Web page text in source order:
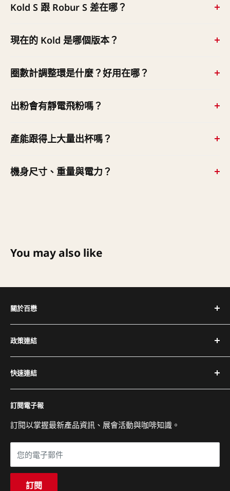
——皮帶傳動把馬達熱源與研磨室隔開、500
使長時間連續研磨也能壓低粉溫，保護咖啡風味不被熱耗
Kold S 跟 Robur S 差在哪？
800W，研磨速度也相同（60Hz 約每秒 6 克）。差在
S 無此隔熱傳動設計）、附圈數計的高精度調整環，且研
選 Kold S，要經典重載機選 Robur S。
現在的 Kold 是哪個版本？
定時、3 組時間記憶）規格為準；台灣在售即為電子版
圈數計調整環是什麼？好用在哪？
一目了然，調離後要回到原設定直接照數字轉回即可；搭
對刻度。
出粉會有靜電飛粉嗎？
／AntiClumping／AntiDust 三種擋片，原廠明列可減少
與天氣換用擋片即可。
產能跟得上大量出杯嗎？
約 3 秒出頭）、與錐刀旗艦 Robur S 同級，豆槽 1.5 公
機身尺寸、重量與電力？
You may also like
關於百懋
深耕台灣咖啡產業 30+ 年，代理全球頂尖咖啡設備品牌，
提供完整設備與專業維修服務。
電話：(02) 2504-1425
Email：service@cojaft.com.tw
公司：104 台北市中山區農安街 164 號 3 樓
展示間：104 台北市中山區農安街 227-1 號 1 樓
營業時間：週一至週五 09:00 - 18:00
政策連結
隱私權政策
退換貨與退款政策
運送政策
服務條款
快速連結
關於百懋
客戶案例
聯絡我們
常見問題
訂閱電子報
訂閱以掌握最新產品資訊、展會活動與咖啡知識。
您的電子郵件
訂閱